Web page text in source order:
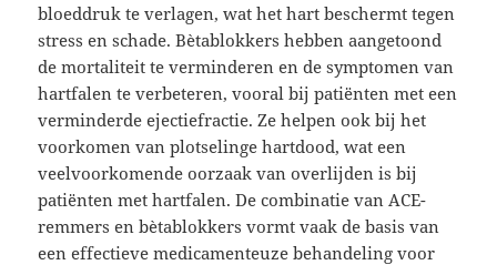
bloeddruk te verlagen, wat het hart beschermt tegen
stress en schade. Bètablokkers hebben aangetoond
de mortaliteit te verminderen en de symptomen van
hartfalen te verbeteren, vooral bij patiënten met een
verminderde ejectiefractie. Ze helpen ook bij het
voorkomen van plotselinge hartdood, wat een
veelvoorkomende oorzaak van overlijden is bij
patiënten met hartfalen. De combinatie van ACE-
remmers en bètablokkers vormt vaak de basis van
een effectieve medicamenteuze behandeling voor